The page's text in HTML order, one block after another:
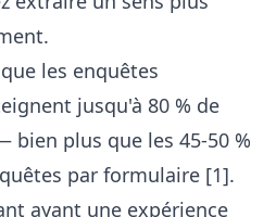
les enquêtes
jusqu'à 80 % de
plus que les 45-50 %
par formulaire [1].
ayant une expérience